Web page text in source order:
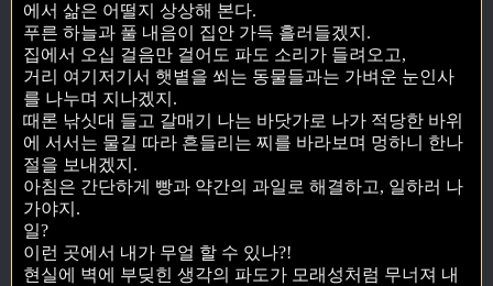
에서 삶은 어떨지 상상해 본다.
푸른 하늘과 풀 내음이 집안 가득 흘러들겠지.
집에서 오십 걸음만 걸어도 파도 소리가 들려오고,
거리 여기저기서 햇볕을 쐬는 동물들과는 가벼운 눈인사
를 나누며 지나겠지.
때론 낚싯대 들고 갈매기 나는 바닷가로 나가 적당한 바위
에 서서는 물길 따라 흔들리는 찌를 바라보며 멍하니 한나
절을 보내겠지.
아침은 간단하게 빵과 약간의 과일로 해결하고, 일하러 나
가야지.
일?
이런 곳에서 내가 무얼 할 수 있나?!
현실에 벽에 부딪힌 생각의 파도가 모래성처럼 무너져 내